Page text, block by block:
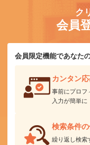
ク
会員
会員限定機能であなた
カンタン
事前にプロフ
入力が簡単に
検索条件
繰り返し検索